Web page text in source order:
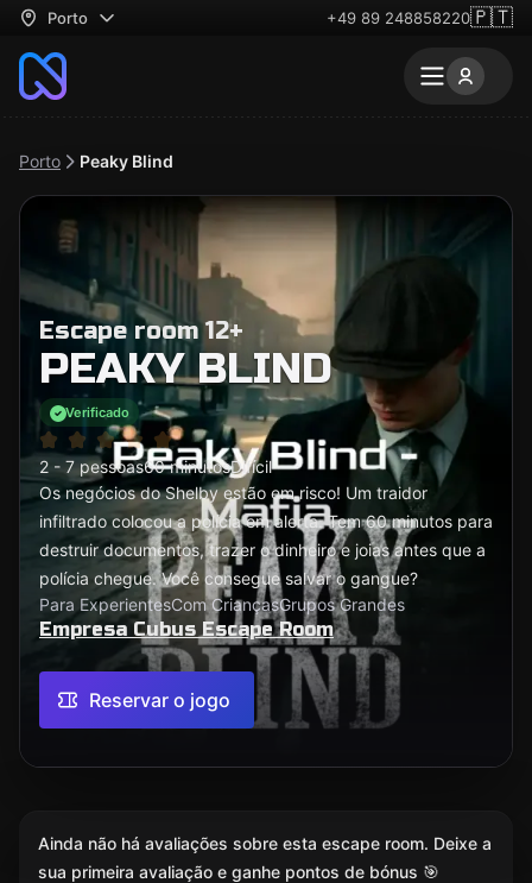
Porto +49 89 248858220🇵🇹
Porto Peaky Blind
Escape room 12+
PEAKY BLIND
Verificado
2 - 7 pessoas60 minutosDifícil
Os negócios do Shelby estão em risco! Um traidor
infiltrado colocou a polícia em alerta. Tem 60 minutos para
destruir documentos, trazer o dinheiro e joias antes que a
polícia chegue. Você consegue salvar o gangue?
Para ExperientesCom CriançasGrupos Grandes
Empresa Cubus Escape Room
Reservar o jogo
Ainda não há avaliações sobre esta escape room. Deixe a
sua primeira avaliação e ganhe pontos de bónus 🎯